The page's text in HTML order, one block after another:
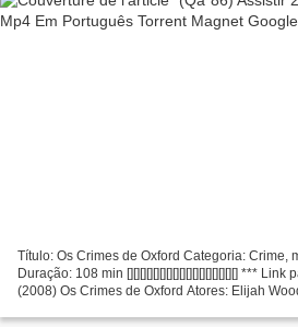
Título: Os Crimes de Oxford Categoria: Crime,
Duração: 108 min [][][][][][][][][][][][][][][][][] *** Link
(2008) Os Crimes de Oxford Atores: Elijah